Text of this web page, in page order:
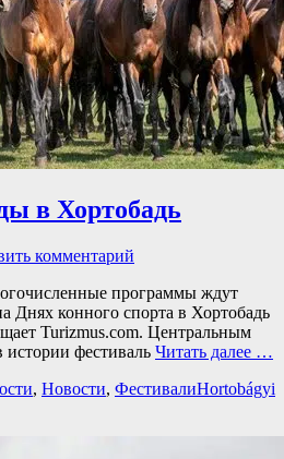
в Хортобадь
комментарий
программы ждут
Днях конного спорта в Хортобадь
Turizmus.com. Центральным
фестиваль Читать далее …
, Новости, ФестивалиТеги
Hortobágyi